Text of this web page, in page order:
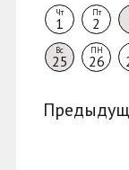
Чт
1
Пт
2
Вс
25
ПН
26